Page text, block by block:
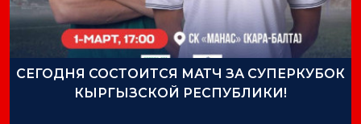
СЕГОДНЯ СОСТОИТСЯ МАТЧ ЗА СУПЕРКУБОК
КЫРГЫЗСКОЙ РЕСПУБЛИКИ!